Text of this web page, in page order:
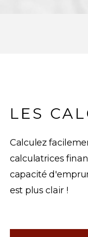
LES
Calculez
calculatrices
capacité
est plus clair !